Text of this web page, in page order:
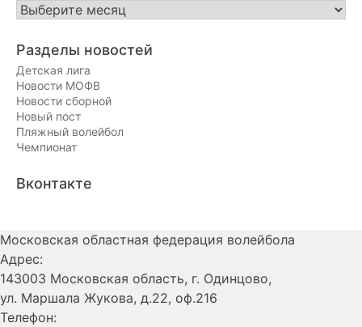
Новости
месяцам
Разделы новостей
Детская лига
Новости МОФВ
Новости сборной
Новый пост
Пляжный волейбол
Чемпионат
Вконтакте
Московская областная федерация волейбола
Адрес:
143003 Московская область, г. Одинцово,
ул. Маршала Жукова, д.22, оф.216
Телефон: